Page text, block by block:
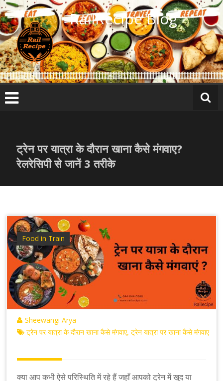
Skip
to
content
RailRecipe Blog
ट्रेन पर यात्रा के दौरान खाना कैसे मंगवाए?
रेलरेसिपी से जानें 3 तरीके
Food in Train
Sheewangi Arya
ट्रेन पर यात्रा के दौरान खाना कैसे मंगवाए,ट्रेन यात्रा पर खाना कैसे मंगवाए
क्या आप कभी ऐसे परिस्थिति में रहे हैं जहाँ आपको ट्रेन में खुद या